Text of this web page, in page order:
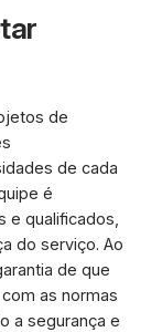
de
de cada
é
e qualificados,
do serviço. Ao
de que
as normas
a segurança e